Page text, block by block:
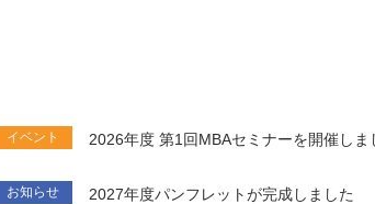
イベント 2026年度 第1回MBAセミナーを開催しま
お知らせ 2027年度パンフレットが完成しました